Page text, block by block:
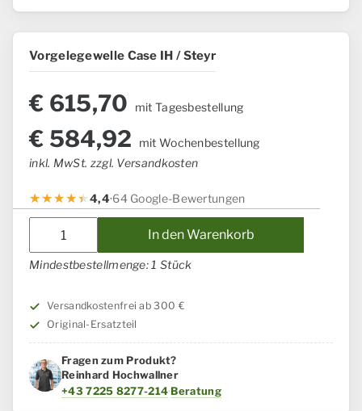
Vorgelegewelle Case IH / Steyr
€ 615,70 mit Tagesbestellung
€ 584,92
mit Wochenbestellung
inkl. MwSt. zzgl. Versandkosten
4,4·64 Google-Bewertungen
IH
Menge
In den Warenkorb
Mindestbestellmenge: 1 Stück
Versandkostenfrei ab 300 €
Original-Ersatzteil
Fragen zum Produkt?
Reinhard Hochwallner
+43 7225 8277-214·Beratung